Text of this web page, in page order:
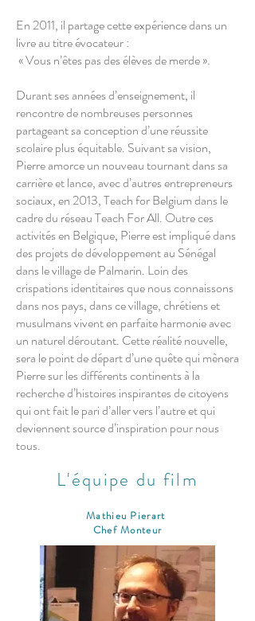
En 2011, il partage cette expérience dans un
livre au titre évocateur :
« Vous n’êtes pas des élèves de merde ».
Durant ses années d’enseignement, il
rencontre de nombreuses personnes
partageant sa conception d’une réussite
scolaire plus équitable. Suivant sa vision,
Pierre amorce un nouveau tournant dans sa
carrière et lance, avec d’autres entrepreneurs
sociaux, en 2013, Teach for Belgium dans le
cadre du réseau Teach For All. Outre ces
activités en Belgique, Pierre est impliqué dans
des projets de développement au Sénégal
dans le village de Palmarin. Loin des
crispations identitaires que nous connaissons
dans nos pays, dans ce village, chrétiens et
musulmans vivent en parfaite harmonie avec
un naturel déroutant. Cette réalité nouvelle,
sera le point de départ d’une quête qui mènera
Pierre sur les différents continents à la
recherche d’histoires inspirantes de citoyens
qui ont fait le pari d’aller vers l’autre et qui
deviennent source d’inspiration pour nous
tous.
L'équipe du film
Mathieu Pierart
Chef Monteur